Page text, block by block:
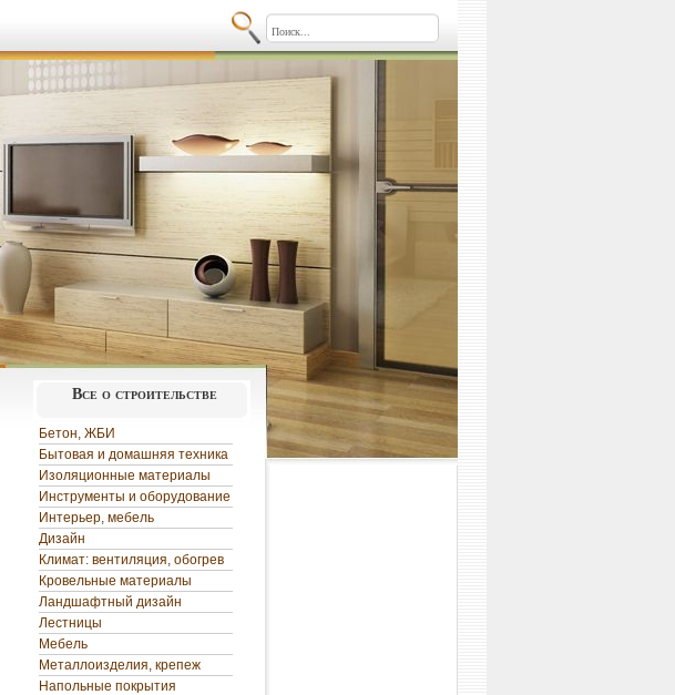
Все о строительстве
Бетон, ЖБИ
Бытовая и домашняя техника
Изоляционные материалы
Инструменты и оборудование
Интерьер, мебель
Дизайн
Климат: вентиляция, обогрев
Кровельные материалы
Ландшафтный дизайн
Лестницы
Мебель
Металлоизделия, крепеж
Напольные покрытия